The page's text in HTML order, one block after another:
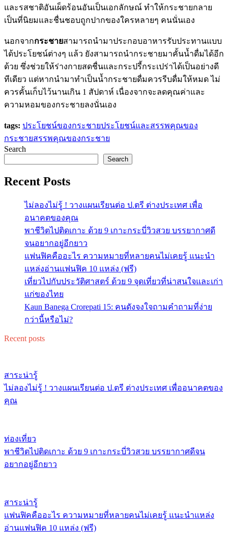
และรสชาติอันเผ็ดร้อนอันเป็นเอกลักษณ์ ทำให้กระชายกลาย
เป็นที่นิยมและชื่นชอบถูกปากของใครหลายๆ คนนั่นเอง
นอกจากกระชายสามารถนำมาประกอบอาหารรับประทานแบบ
ได้ประโยชน์ต่างๆ แล้ว ยังสามารถนำกระชายมาคั้นน้ำดื่มได้อีก
ด้วย ซึ่งช่วยให้ร่างกายสดชื่นและกระปรี้กระเปร่าได้เป็นอย่างดี
ทีเดียว แต่หากนำมาทำเป็นน้ำกระชายดื่มควรรีบดื่มให้หมด ไม่
ควรคั้นเก็บไว้นานเกิน 1 สัปดาห์ เนื่องจากจะลดคุณค่าและ
ความหอมของกระชายลงนั่นเอง
tags: ประโยชน์ของกระชายประโยชน์และสรรพคุณของ
กระชายสรรพคุณของกระชาย
Search
Search
Recent Posts
ไม่ลองไม่รู้ ! วางแผนเรียนต่อ ป.ตรี ต่างประเทศ เพื่อ
อนาคตของคุณ
พาชีวิตไปติดเกาะ ด้วย 9 เกาะกระบี่วิวสวย บรรยากาศดี
จนอยากอยู่อีกยาว
แฟนฟิคคืออะไร ความหมายที่หลายคนไม่เคยรู้ แนะนำ
แหล่งอ่านแฟนฟิค 10 แหล่ง (ฟรี)
เที่ยวไปกับประวัติศาสตร์ ด้วย 9 จุดเที่ยวที่น่าสนใจและเก่า
แก่ของไทย
Kaun Banega Crorepati 15: คนดังจงใจถามคำถามที่ง่าย
กว่านี้หรือไม่?
Recent posts
สาระน่ารู้
ไม่ลองไม่รู้ ! วางแผนเรียนต่อ ป.ตรี ต่างประเทศ เพื่ออนาคตของ
คุณ
ท่องเที่ยว
พาชีวิตไปติดเกาะ ด้วย 9 เกาะกระบี่วิวสวย บรรยากาศดีจน
อยากอยู่อีกยาว
สาระน่ารู้
แฟนฟิคคืออะไร ความหมายที่หลายคนไม่เคยรู้ แนะนำแหล่ง
อ่านแฟนฟิค 10 แหล่ง (ฟรี)